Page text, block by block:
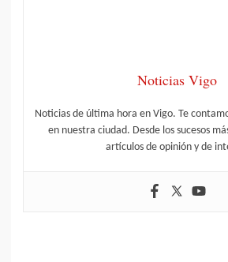
Noticias Vigo
Noticias de última hora en Vigo. Te
en nuestra ciudad. Desde los sucesos
artículos de opinión y de